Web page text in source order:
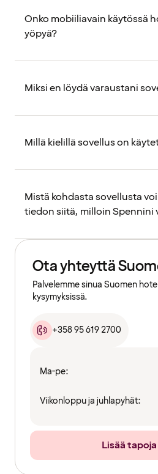
Onko mobiiliavain käytössä
yöpyä?
Miksi en löydä varaustani
Millä kielillä sovellus on
Mistä kohdasta sovellusta
tiedon siitä, milloin Spennini
Ota yhteyttä
Palvelemme sinua Suomen
kysymyksissä.
+358 95 619 2700
Ma-pe:
Viikonloppu ja juhlapyhät:
Lisää